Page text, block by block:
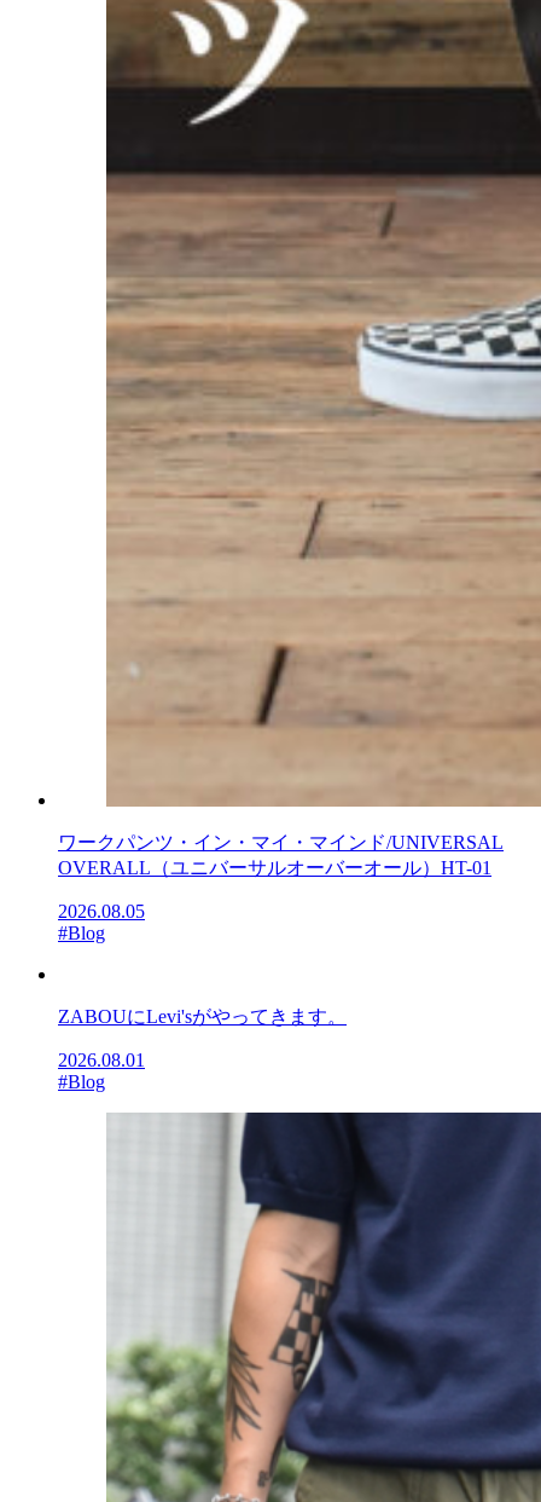
ワークパンツ・イン・マイ・マインド/UNIVERSAL
OVERALL（ユニバーサルオーバーオール）HT-01
2026.08.05
#Blog
ZABOUにLevi'sがやってきます。
2026.08.01
#Blog